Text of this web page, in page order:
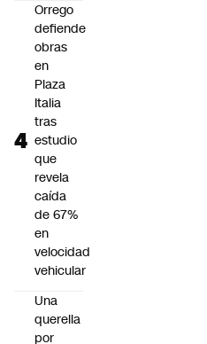
Orrego
defiende
obras
en
Plaza
Italia
tras
estudio
que
revela
caída
de 67%
en
velocidad
vehicular
Una
querella
por